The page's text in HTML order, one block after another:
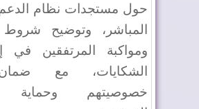
حول مستجدات نظام الدعم
المباشر، وتوضيح شروط
ومواكبة المرتفقين في
الشكايات، مع
خصوصيتهم وحماية